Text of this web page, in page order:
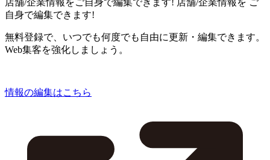
店舗/企業情報をご自身で編集できます! 店舗/企業情報を ご
自身で編集できます!
無料登録で、いつでも何度でも自由に更新・編集できます。
Web集客を強化しましょう。
情報の編集はこちら